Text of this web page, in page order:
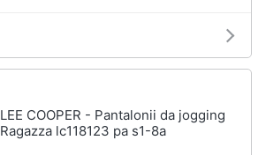
LEE COOPER - Pantalonii da jogging
Ragazza lc118123 pa s1-8a